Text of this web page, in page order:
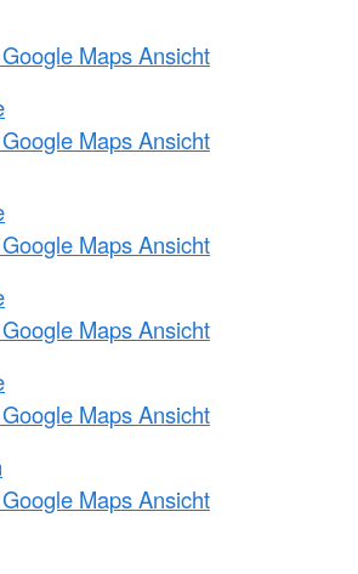
Maps Ansicht
Maps Ansicht
Maps Ansicht
Maps Ansicht
Maps Ansicht
Maps Ansicht